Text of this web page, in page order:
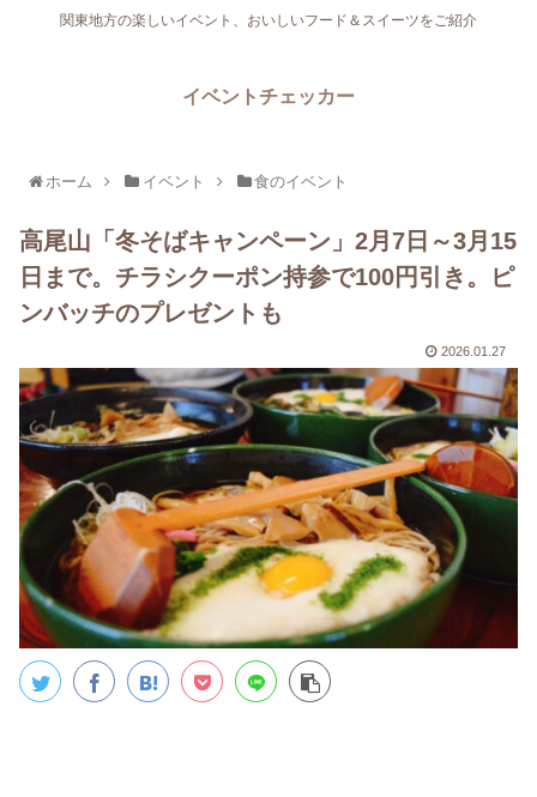
関東地方の楽しいイベント、おいしいフード＆スイーツをご紹介
イベントチェッカー
ホーム イベント 食のイベント
高尾山「冬そばキャンペーン」2月7日～3月15
日まで。チラシクーポン持参で100円引き。ピ
ンバッチのプレゼントも
2026.01.27